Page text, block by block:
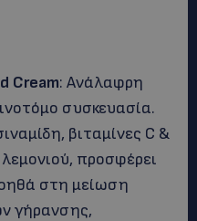
Cream: Ανάλαφρη
συσκευασία.
βιταμίνες C &
λεμονιού, προσφέρει
στη μείωση
γήρανσης,